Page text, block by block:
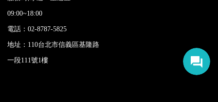
09:00~18:00
電話：02-8787-5825
地址：110台北市信義區基隆路
一段111號1樓